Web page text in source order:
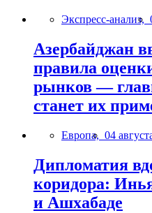
Экспресс-анализ,
Азербайджан
правила
рынков —
станет их
Европа, 04
Дипломатия
коридора:
и Ашхабаде